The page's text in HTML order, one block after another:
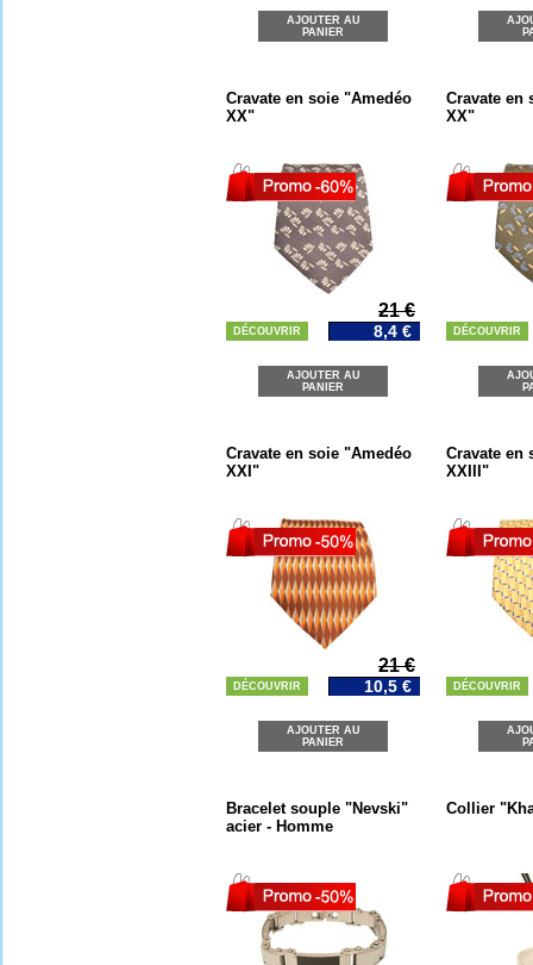
AJOUTER AU
PANIER
Cravate en soie "Amedéo
XX"
21 €
DÉCOUVRIR 8,4 €
AJOUTER AU
PANIER
Cravate en
XX"
DÉCOUVRIR
Cravate en soie "Amedéo
XXI"
21 €
DÉCOUVRIR 10,5 €
AJOUTER AU
PANIER
Cravate en
XXIII"
DÉCOUVRIR
Bracelet souple "Nevski"
acier - Homme
Collier